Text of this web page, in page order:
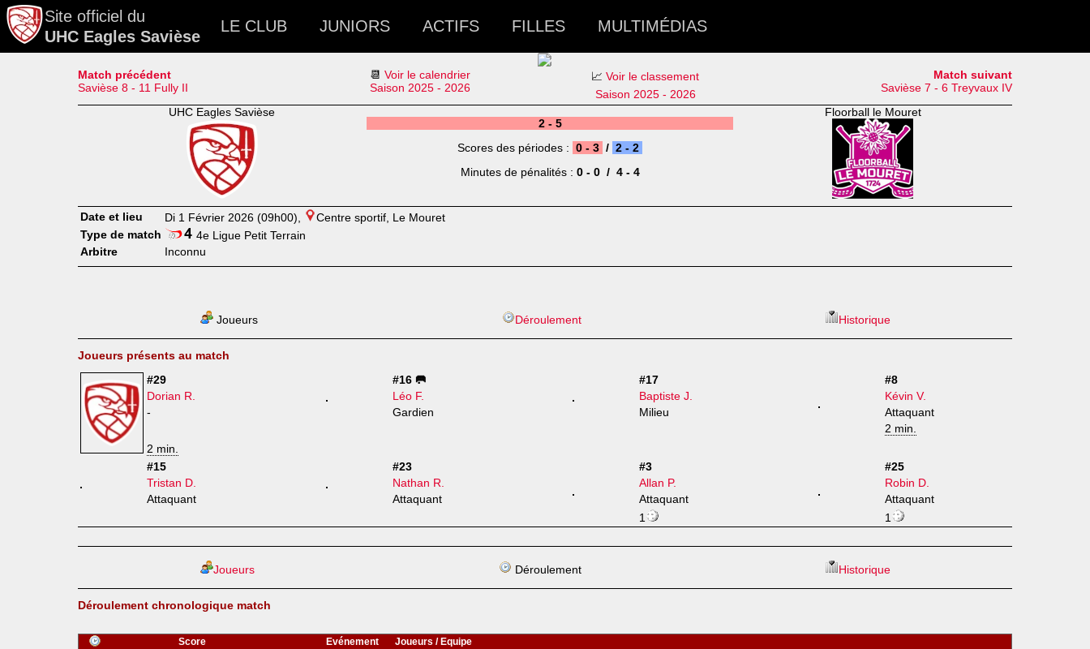
Site officiel du
UHC Eagles Savièse
LE CLUB JUNIORS ACTIFS FILLES MULTIMÉDIAS
Match précédent
Savièse 8 - 11 Fully II
📆 Voir le calendrier
Saison 2025 - 2026
📈Voir le classement
Saison 2025 - 2026
Match suivant
Savièse 7 - 6 Treyvaux IV
UHC Eagles Savièse
2 - 5
Scores des périodes : 0 - 3 / 2 - 2
Minutes de pénalités : 0 - 0 / 4 - 4
Floorball le Mouret
Date et lieu Di 1 Février 2026 (09h00),
Centre sportif, Le Mouret
Type de match
4e Ligue Petit Terrain
Arbitre
Inconnu
Joueurs Déroulement Historique
Joueurs présents au match
#29
Dorian R.
-
2 min.
#16 🥅
Léo F.
Gardien
#17
Baptiste J.
Milieu
#8
Kévin V.
Attaquant
2 min.
#15
Tristan D.
Attaquant
#23
Nathan R.
Attaquant
#3
Allan P.
Attaquant
1
#25
Robin D.
Attaquant
1
Joueurs Déroulement Historique
Déroulement chronologique match
Score Evénement
Joueurs / Equipe